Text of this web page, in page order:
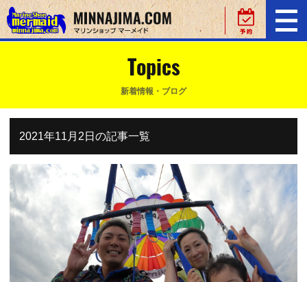
Topics
新着情報・ブログ
2021年11月2日の記事一覧